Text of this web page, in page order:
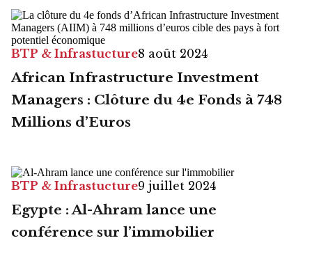
BTP & Infrastucture8 août 2024
African Infrastructure Investment
Managers : Clôture du 4e Fonds à 748
Millions d’Euros
BTP & Infrastucture9 juillet 2024
Egypte : Al-Ahram lance une
conférence sur l’immobilier